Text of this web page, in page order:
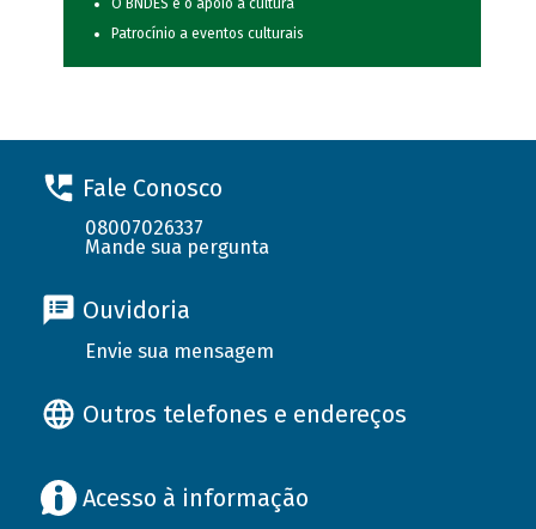
O BNDES e o apoio à cultura
Patrocínio a eventos culturais
Fale Conosco
08007026337
Mande sua pergunta
Ouvidoria
Envie sua mensagem
Outros telefones e endereços
Acesso à informação